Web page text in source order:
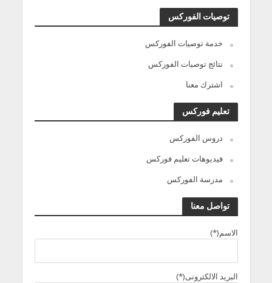
توصيات الفوركس
خدمة توصيات الفوركس
نتائج توصيات الفوركس
اشترك معنا
تعليم فوركس
دروس الفوركس
فيديوهات تعليم فوركس
مدرسة الفوركس
تواصل معنا
الاسم(*)
البريد الالكترونى(*)